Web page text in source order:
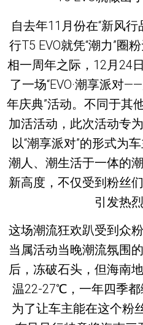
自去年11月份在“新风
行T5 EVO就凭“潮力”圈
相一周年之际，12月24
了一场“EVO·潮享派对
年庆典”活动。不同于其
加活活动，此次活动专
以“潮享派对”的形式为
潮人、潮生活于一体的
新高度，不仅受到粉丝
引发热烈
这场潮流狂欢趴受到众
当属活动当晚潮流氛围
后，冻破石头，但海南
温22-27℃，一年四季都
为了让车主能在这个粉